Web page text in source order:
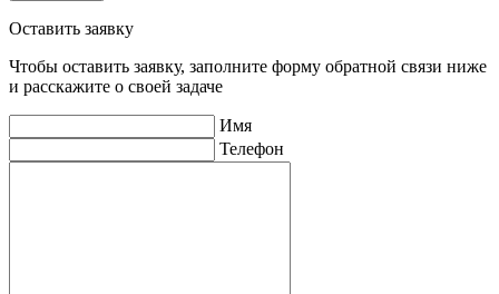
Оставить заявку
Чтобы оставить заявку, заполните форму обратной связи ниже
и расскажите о своей задаче
Имя
Телефон